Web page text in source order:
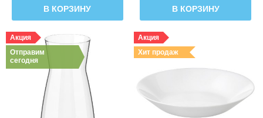
В КОРЗИНУ В КОРЗИНУ
Акция
Отправим
сегодня
Акция
Хит продаж